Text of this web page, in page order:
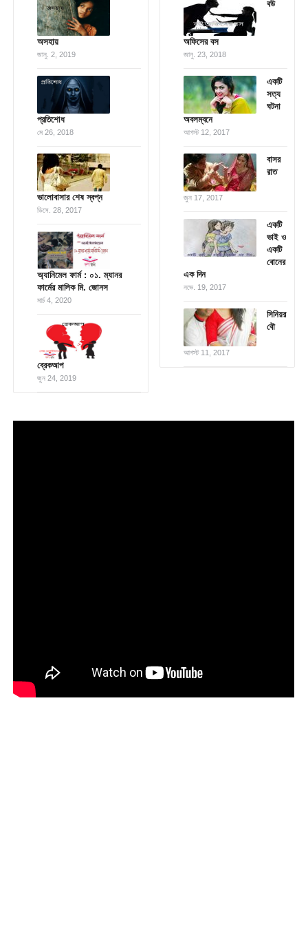
অসহায়
জানু. 2, 2019
প্রতিশোধ
মে 26, 2018
ভালোবাসার শেষ স্বপ্ন
ডিসে. 28, 2017
অ্যানিমেল ফার্ম : ০১. ম্যানর
ফার্মের মালিক মি. জোনস
মার্চ 4, 2020
ব্রেকআপ
জুন 24, 2019
বউ
অফিসের বস
জানু. 23, 2018
একটি
সত্য
ঘটনা
অবলম্বনে
আগস্ট 12, 2017
বাসর
রাত
জুন 17, 2017
একটি
ভাই ও
একটি
বোনের
এক দিন
নভে. 19, 2017
সিনিয়র
বৌ
আগস্ট 11, 2017